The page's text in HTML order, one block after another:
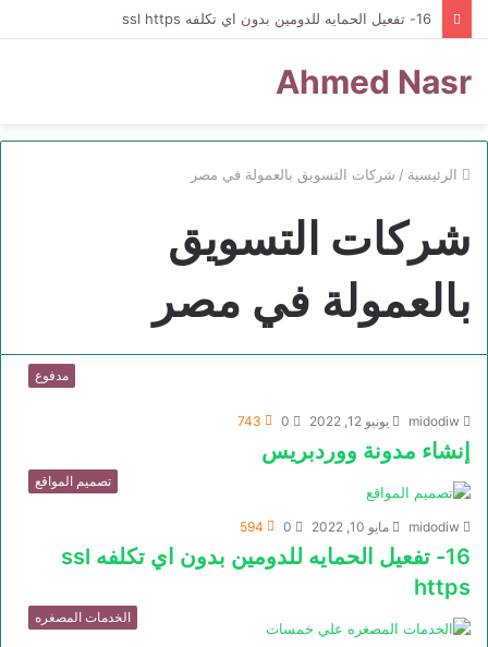
16- تفعيل الحمايه للدومين بدون اي تكلفه ssl https
Ahmed Nasr
الرئيسية / شركات التسويق بالعمولة في مصر
شركات التسويق
بالعمولة في مصر
مدفوع
midodiw يونيو 12, 2022 0
743
إنشاء مدونة ووردبريس
تصميم المواقع
midodiw مايو 10, 2022 0
594
16- تفعيل الحمايه للدومين بدون اي تكلفه ssl
https
الخدمات المصغره